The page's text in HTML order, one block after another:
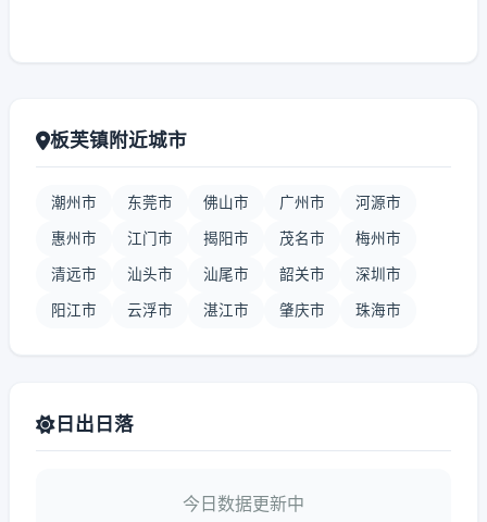
板芙镇附近城市
潮州市 东莞市 佛山市 广州市 河源市
惠州市 江门市 揭阳市 茂名市 梅州市
清远市 汕头市 汕尾市 韶关市 深圳市
阳江市 云浮市 湛江市 肇庆市 珠海市
日出日落
今日数据更新中